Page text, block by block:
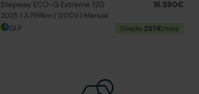
Stepway ECO-G Extreme 120
2025 | 3.799km | 120CV | Manual
16.590€
GLP Desde 257€/mes